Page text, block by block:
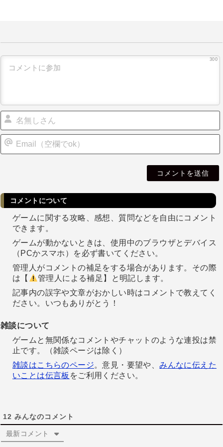
300
コメントについて
ゲームに関する攻略、感想、質問などを自由にコメント
できます。
ゲームが動かないときは、使用中のブラウザとデバイス
（PCかスマホ）を必ず書いてください。
管理人がコメントの補足をする場合があります。その際
は【
管理人による補足】と明記します。
記事内の誤字や文章がおかしい時はコメントで教えてく
ださい。いつもありがとう！
雑談について
ゲームと無関係なコメントやチャットのような連投は禁
止です。（雑談ページは除く）
雑談はこちらのページ。意見・要望や、みんなに伝えた
いことは伝言板 をご利用ください。
12 みんなのコメント
最新コメント